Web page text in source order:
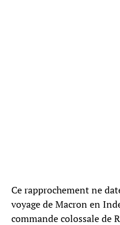
Ce rapprochement ne
voyage de Macron en
commande colossale de